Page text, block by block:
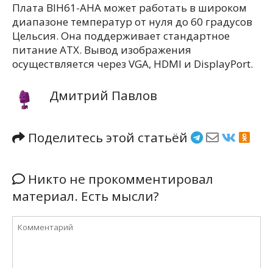
Плата BIH61-AHA может работать в широком
диапазоне температур от нуля до 60 градусов
Цельсия. Она поддерживает стандартное
питание ATX. Вывод изображения
осуществляется через VGA, HDMI и DisplayPort.
Дмитрий Павлов
Поделитесь этой статьёй
Никто не прокомментировал
материал. Есть мысли?